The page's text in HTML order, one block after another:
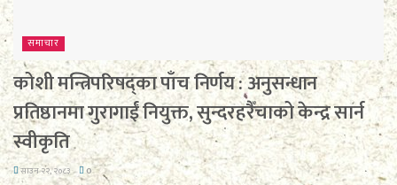
समाचार
कोशी मन्त्रिपरिषद्का पाँच निर्णय : अनुसन्धान
प्रतिष्ठानमा गुरागाईं नियुक्त, सुन्दरहरैँचाको केन्द्र सार्न
स्वीकृति
साउन २२, २०८३ 0